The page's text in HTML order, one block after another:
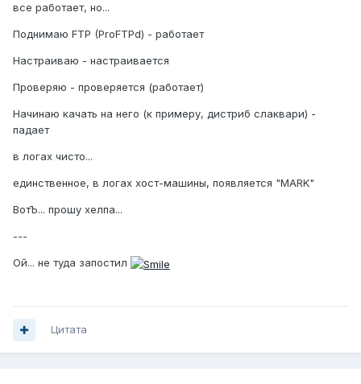
все работает, но...
Поднимаю FTP (ProFTPd) - работает
Настраиваю - настраивается
Проверяю - проверяется (работает)
Начинаю качать на него (к примеру, дистриб слаквари) -
падает
в логах чисто...
единственное, в логах хост-машины, появляется "MARK"
ВотЪ... прошу хелпа...
---
Ой... не туда запостил
Цитата